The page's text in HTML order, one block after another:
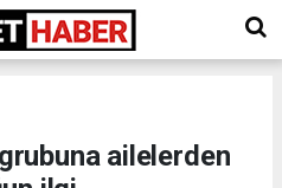
ailelerden